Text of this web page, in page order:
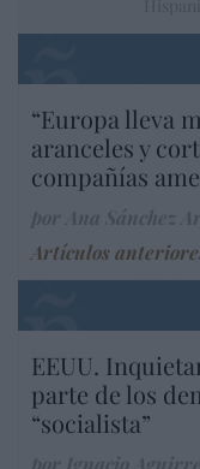
“Europa lleva
aranceles y
compañías
Artículos
EEUU.
parte de los
“socialista”